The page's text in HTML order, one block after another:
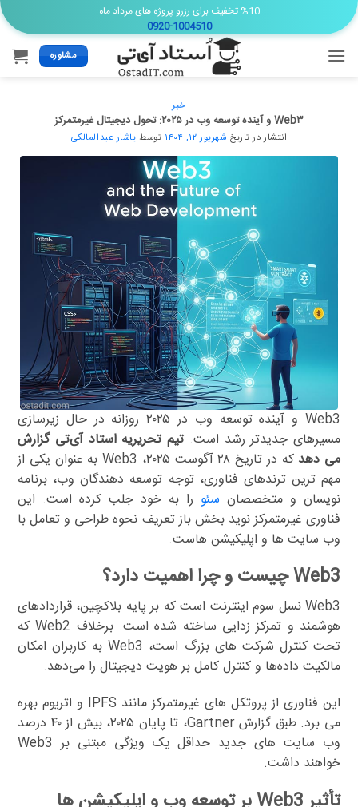
Skip
to
content
%10 تخفیف برای رزرو پروژه های مرداد ماه
0920-1004510
مشاوره
خبر
Web۳ و آینده توسعه وب در ۲۰۲۵: تحول دیجیتال غیرمتمرکز
انتشار در تاریخ شهریور ۱۲, ۱۴۰۴ توسط یاشار عبدالمالکی
Web3 و آینده توسعه وب در ۲۰۲۵ روزانه در حال زیرسازی
مسیرهای جدیدتر رشد است. تیم تحریریه استاد آی‌تی گزارش
می دهد
که در تاریخ ۲۸ آگوست ۲۰۲۵، Web3 به عنوان یکی از
مهم ترین ترندهای فناوری، توجه توسعه دهندگان وب، برنامه
نویسان و متخصصان سئو را به خود جلب کرده است. این
فناوری غیرمتمرکز نوید بخش باز تعریف نحوه طراحی و تعامل با
وب سایت ها و اپلیکیشن هاست.
Web3 چیست و چرا اهمیت دارد؟
Web3 نسل سوم اینترنت است که بر پایه بلاکچین، قراردادهای
هوشمند و تمرکز زدایی ساخته شده است. برخلاف Web2 که
تحت کنترل شرکت های بزرگ است، Web3 به کاربران امکان
مالکیت داده‌ها و کنترل کامل بر هویت دیجیتال را می‌دهد.
این فناوری از پروتکل های غیرمتمرکز مانند IPFS و اتریوم بهره
می برد. طبق گزارش Gartner، تا پایان ۲۰۲۵، بیش از ۴۰ درصد
وب سایت های جدید حداقل یک ویژگی مبتنی بر Web3
خواهند داشت.